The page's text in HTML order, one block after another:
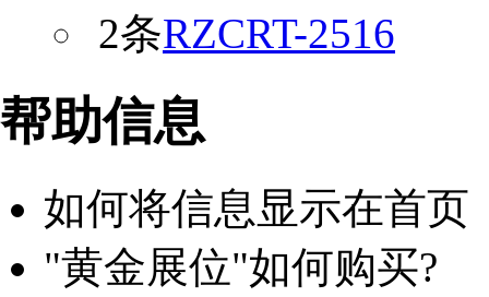
2条RZCRT-2516
帮助信息
如何将信息显示在首页
"黄金展位"如何购买?